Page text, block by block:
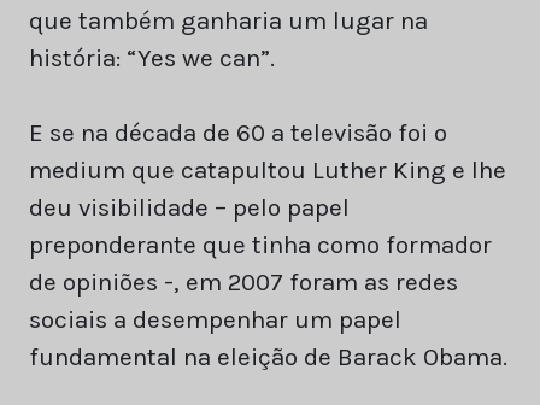
que também ganharia um lugar na
história: “Yes we can”.
E se na década de 60 a televisão foi o
medium que catapultou Luther King e lhe
deu visibilidade – pelo papel
preponderante que tinha como formador
de opiniões -, em 2007 foram as redes
sociais a desempenhar um papel
fundamental na eleição de Barack Obama.